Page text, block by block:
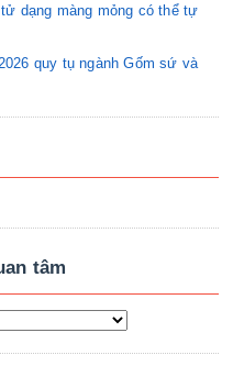
dạng màng mỏng có thể tự
quy tụ ngành Gốm sứ và
tâm